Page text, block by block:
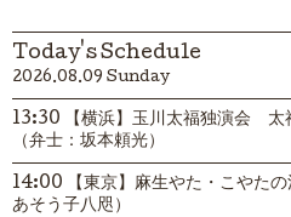
Today's Schedule
2026.08.09 Sunday
13:30 【横浜】玉川太福独演会 太
（弁士：坂本頼光）
14:00 【東京】麻生やた・こやたの
あそう子八咫）